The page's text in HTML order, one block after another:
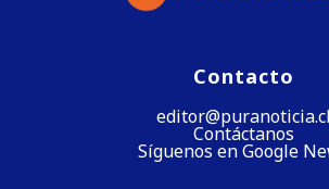
Contacto
editor@puranoticia.cl
Contáctanos
Síguenos en Google